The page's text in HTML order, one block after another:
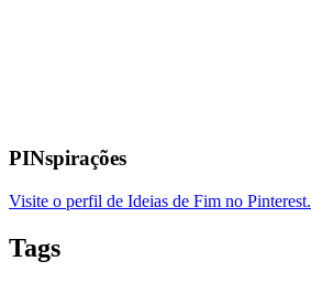
PINspirações
Visite o perfil de Ideias de Fim no Pinterest.
Tags